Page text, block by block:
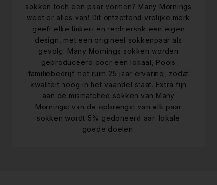
sokken toch een paar vormen? Many Mornings
weet er alles van! Dit ontzettend vrolijke merk
geeft elke linker- en rechtersok een eigen
design, met een origineel sokkenpaar als
gevolg. Many Mornings sokken worden
geproduceerd door een lokaal, Pools
familiebedrijf met ruim 25 jaar ervaring, zodat
kwaliteit hoog in het vaandel staat. Extra fijn
aan de mismatched sokken van Many
Mornings: van de opbrengst van elk paar
sokken wordt 5% gedoneerd aan lokale
goede doelen.